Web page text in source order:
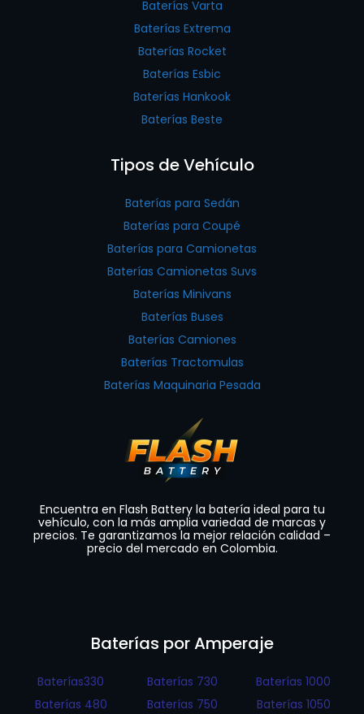
Baterías Varta
Baterías Extrema
Baterías Rocket
Baterías Esbic
Baterías Hankook
Baterías Beste
Tipos de Vehículo
Baterías para Sedán
Baterías para Coupé
Baterías para Camionetas
Baterías Camionetas Suvs
Baterías Minivans
Baterías Buses
Baterías Camiones
Baterías Tractomulas
Baterías Maquinaria Pesada
Encuentra en Flash Battery la batería ideal para tu
vehículo, con la más amplia variedad de marcas y
precios. Te garantizamos la mejor relación calidad –
precio del mercado en Colombia.
Baterías por Amperaje
Baterías330
Baterías 480
Baterías 730
Baterías 750
Baterías 1000
Baterías 1050